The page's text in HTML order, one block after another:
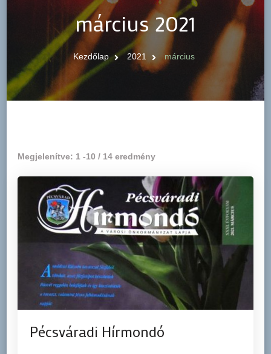
március 2021
Kezdőlap 2021 március
Megjelenítve: 1 -10 / 14 eredmény
Pécsváradi Hírmondó